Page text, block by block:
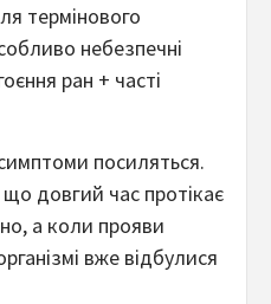
термінового
небезпечні
ран + часті
посиляться.
довгий час протікає
а коли прояви
вже відбулися